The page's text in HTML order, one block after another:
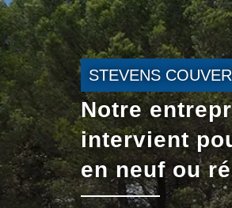
STEVENS
Notre
intervient
en neuf ou